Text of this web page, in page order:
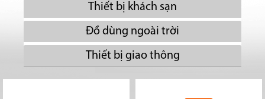
Thiết bị khách sạn
Đồ dùng ngoài trời
Thiết bị giao thông